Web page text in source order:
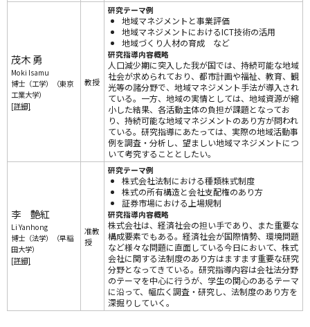
茂木 勇
Moki Isamu
博士（工学）（東京
工業大学）
[詳細]
教授
研究テーマ例
地域マネジメントと事業評価
地域マネジメントにおけるICT技術の活用
地域づくり人材の育成 など
研究指導内容概略
人口減少期に突入した我が国では、持続可能な地域
社会が求められており、都市計画や福祉、教育、観
光等の諸分野で、地域マネジメント手法が導入され
ている。一方、地域の実情としては、地域資源が縮
小した結果、各活動主体の負担が課題となってお
り、持続可能な地域マネジメントのあり方が問われ
ている。研究指導にあたっては、実際の地域活動事
例を調査・分析し、望ましい地域マネジメントにつ
いて考究することとしたい。
李 艶紅
Li Yanhong
博士（法学）（早稲
田大学）
[詳細]
准教
授
研究テーマ例
株式会社法制における種類株式制度
株式の所有構造と会社支配権のあり方
証券市場における上場規制
研究指導内容概略
株式会社は、経済社会の担い手であり、また重要な
構成要素でもある。経済社会が国際情勢、環境問題
など様々な問題に直面している今日において、株式
会社に関する法制度のあり方はますます重要な研究
分野となってきている。研究指導内容は会社法分野
のテーマを中心に行うが、学生の関心のあるテーマ
に沿って、幅広く調査・研究し、法制度のあり方を
深掘りしていく。